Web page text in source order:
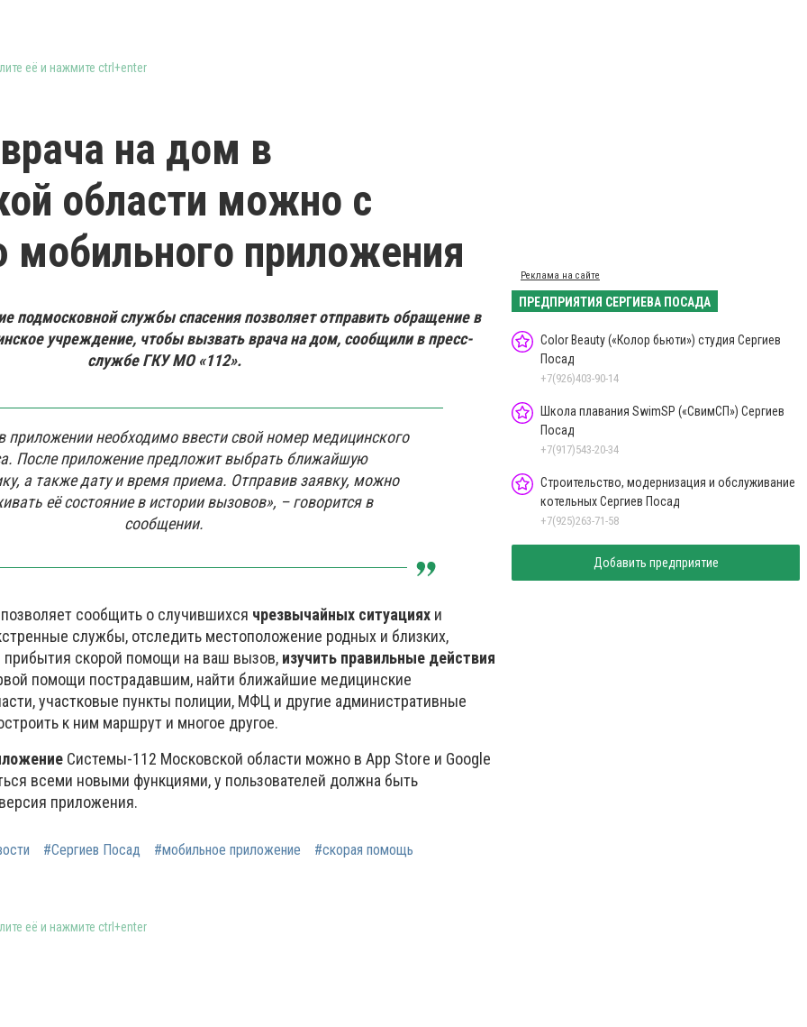
её и нажмите ctrl+enter
на дом в
области можно с
приложения
подмосковной службы спасения позволяет отправить обращение в
учреждение, чтобы вызвать врача на дом, сообщили в пресс-
службе ГКУ МО «112».
приложении необходимо ввести свой номер медицинского
После приложение предложит выбрать ближайшую
а также дату и время приема. Отправив заявку, можно
её состояние в истории вызовов», – говорится в
сообщении.
сообщить о случившихся чрезвычайных ситуациях и
службы, отследить местоположение родных и близких,
прибытия скорой помощи на ваш вызов, изучить правильные действия
помощи пострадавшим, найти ближайшие медицинские
участковые пункты полиции, МФЦ и другие административные
к ним маршрут и многое другое.
Системы-112 Московской области можно в App Store и Google
всеми новыми функциями, у пользователей должна быть
приложения.
#Сергиев Посад #мобильное приложение #скорая помощь
её и нажмите ctrl+enter
Реклама на сайте
ПРЕДПРИЯТИЯ СЕРГИЕВА ПОСАДА
Color Beauty («Колор бьюти») студия Сергиев
Посад
+7(926)403-90-14
Школа плавания SwimSP («СвимСП») Сергиев
Посад
+7(917)543-20-34
Строительство, модернизация и обслуживание
котельных Сергиев Посад
+7(925)263-71-58
Добавить предприятие